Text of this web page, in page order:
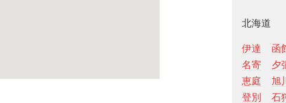
北海道
伊達 函
名寄
夕
恵庭
旭川
登別
石